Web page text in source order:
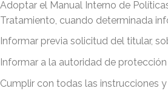
Adoptar el Manual Interno de
Tratamiento, cuando determinada
Informar previa solicitud del titular,
Informar a la autoridad de
Cumplir con todas las instrucciones